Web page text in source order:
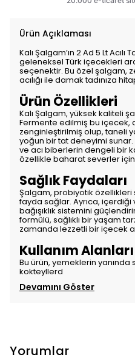
Ürün Açıklaması
Kalı Şalgam’ın 2 Ad 5 Lt
geleneksel Türk içecekleri
seçenektir. Bu özel şalgam,
acılığı ile damak tadınıza
Ürün Özellikleri
Kalı Şalgam, yüksek kaliteli
Fermente edilmiş bu
zenginleştirilmiş olup, taneli
yoğun bir tat deneyimi sunar.
ve acı biberlerin dengeli bir
özellikle baharat severler için
Sağlık Faydaları
Şalgam, probiyotik
fayda sağlar. Ayrıca,
bağışıklık sistemini
formülü, sağlıklı bir yaşam
zamanda lezzetli bir içecek
Kullanım Alanları
Bu ürün, yemeklerin
kokteyllerd
Devamını Göster
Yorumlar